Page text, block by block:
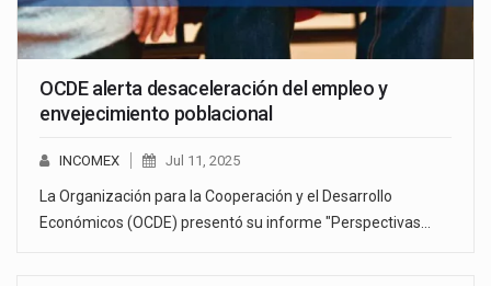
OCDE alerta desaceleración del empleo y
envejecimiento poblacional
INCOMEX Jul 11, 2025
La Organización para la Cooperación y el Desarrollo
Económicos (OCDE) presentó su informe "Perspectivas…